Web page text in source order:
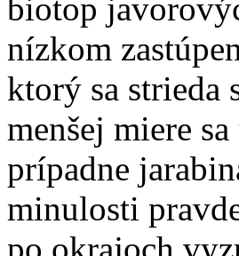
biotop
nízkom
ktorý sa strieda
menšej miere
prípadne
minulosti
po okrajoch